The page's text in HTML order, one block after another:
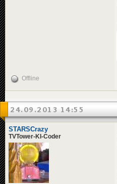
Offline
24.09.2013 14:55
STARSCrazy
TVTower-KI-Coder